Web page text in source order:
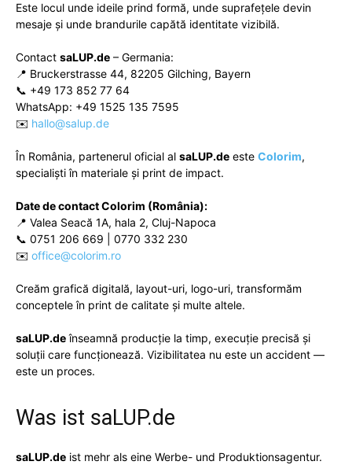
Este locul unde ideile prind formă, unde suprafețele devin
mesaje și unde brandurile capătă identitate vizibilă.
Contact saLUP.de – Germania:
📍 Bruckerstrasse 44, 82205 Gilching, Bayern
📞 +49 173 852 77 64
WhatsApp: +49 1525 135 7595
✉️ hallo@salup.de
În România, partenerul oficial al saLUP.de este Colorim,
specialiști în materiale și print de impact.
Date de contact Colorim (România):
📍 Valea Seacă 1A, hala 2, Cluj-Napoca
📞 0751 206 669 | 0770 332 230
✉️ office@colorim.ro
Creăm grafică digitală, layout-uri, logo-uri, transformăm
conceptele în print de calitate și multe altele.
saLUP.deînseamnă producție la timp, execuție precisă și
soluții care funcționează. Vizibilitatea nu este un accident —
este un proces.
Was ist saLUP.de
saLUP.de ist mehr als eine Werbe- und Produktionsagentur.